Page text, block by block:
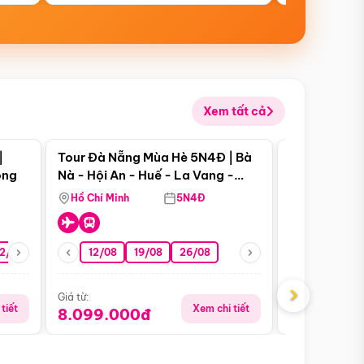
Xem tất cả
08 26/08 05/09 09/09 12/09
tiết
Điểm nổi bật
Tour Đà Nẵng Mùa Hè 5N4Đ | Bà
Nà - Hội An - Huế - La Vang -
Động Thiên Đường
Hồ Chí Minh 5N4Đ
12/08 19/08 26/08
Giá từ:
8.099.000đ Xem chi tiết
Giá từ:
›